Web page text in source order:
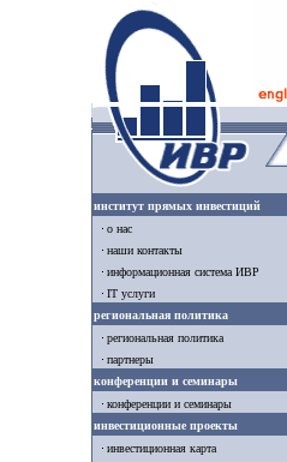
институт прямых инвестиций
о нас
наши контакты
информационная система ИВР
IT услуги
региональная политика
региональная политика
партнеры
конференции и семинары
конференции и семинары
инвестиционные проекты
инвестиционная карта